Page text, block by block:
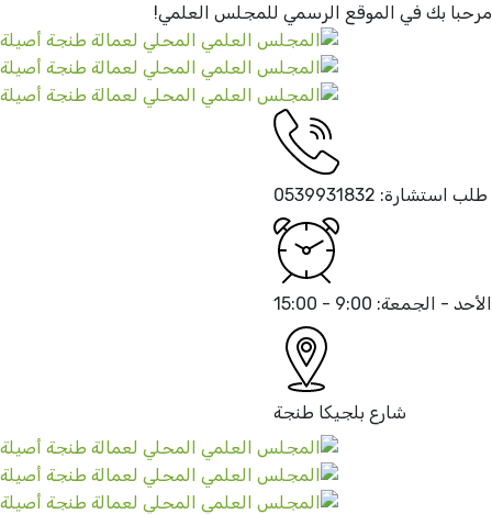
مرحبا بك في الموقع الرسمي للمجلس العلمي!
طلب استشارة: 0539931832
الأحد - الجمعة: 9:00 - 15:00
شارع بلجيكا طنجة